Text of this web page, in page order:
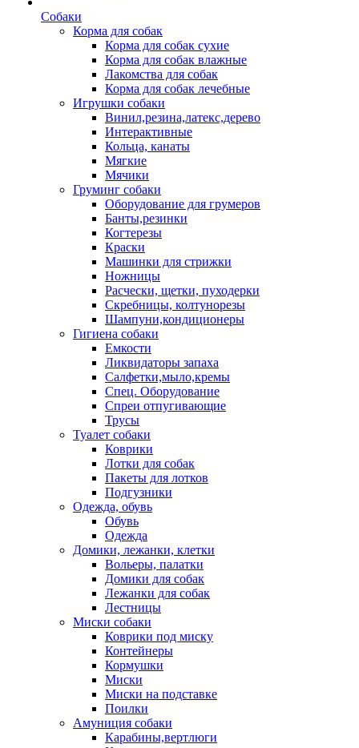
Собаки
Корма для собак
Корма для собак сухие
Корма для собак влажные
Лакомства для собак
Корма для собак лечебные
Игрушки собаки
Винил,резина,латекс,дерево
Интерактивные
Кольца, канаты
Мягкие
Мячики
Груминг собаки
Оборудование для грумеров
Банты,резинки
Когтерезы
Краски
Машинки для стрижки
Ножницы
Расчески, щетки, пуходерки
Скребницы, колтунорезы
Шампуни,кондиционеры
Гигиена собаки
Емкости
Ликвидаторы запаха
Салфетки,мыло,кремы
Спец. Оборудование
Спреи отпугивающие
Трусы
Туалет собаки
Коврики
Лотки для собак
Пакеты для лотков
Подгузники
Одежда, обувь
Обувь
Одежда
Домики, лежанки, клетки
Вольеры, палатки
Домики для собак
Лежанки для собак
Лестницы
Миски собаки
Коврики под миску
Контейнеры
Кормушки
Миски
Миски на подставке
Поилки
Амуниция собаки
Карабины,вертлюги